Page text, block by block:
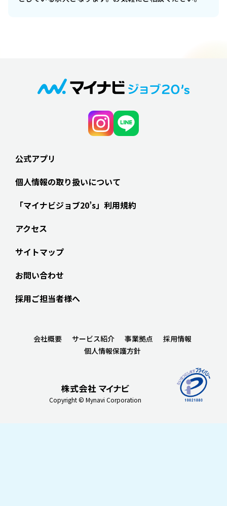
公式アプリ
個人情報の取り扱いについて
「マイナビジョブ20’s」利用規約
アクセス
サイトマップ
お問い合わせ
採用ご担当者様へ
Copyright © Mynavi Corporation
会社概要 サービス紹介 事業拠点
採用情報
個人情報保護方針